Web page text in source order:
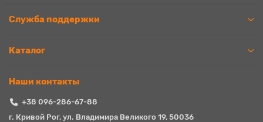
Служба поддержки
Каталог
Наши контакты
+38 096-286-67-88
г. Кривой Рог, ул. Владимира Великого 19, 50036